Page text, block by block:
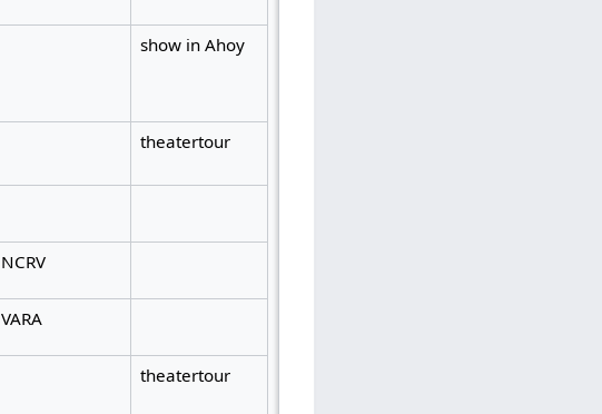
show in Ahoy
theatertour
NCRV
VARA
theatertour